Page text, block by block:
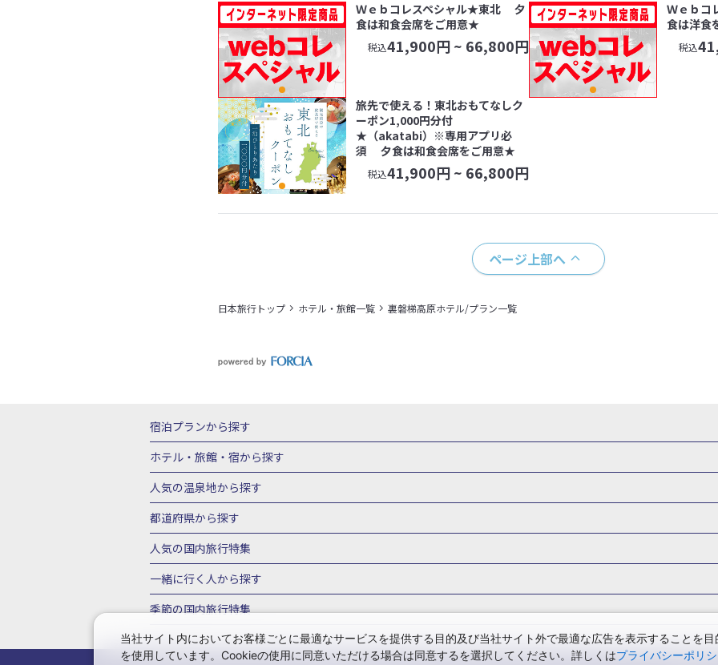
Ｗｅｂコレスペシャル★東北 夕
食は和食会席をご用意★
税込41,900円 ~ 66,800円
Ｗｅｂ
食は洋食
税込
旅先で使える！東北おもてなしク
ーポン1,000円分付
★（akatabi）※専用アプリ必
須 夕食は和食会席をご用意★
税込41,900円 ~ 66,800円
ページ上部へ
日本旅行トップ ホテル・旅館一覧 裏磐梯高原ホテル/プラン一覧
宿泊プランから探す
北海道
東北 青森県
栃木県
群馬県 北陸 富山県 石川県 福井県 甲信越 山梨県 新潟県 長野県 東海 静岡県
三重県
近畿 滋賀県 京都府 大阪府 兵庫県 奈良県 和歌山県 四国 徳島県 高知県 香川県
岡山県
広島県
ホテル・旅館・宿から探す
北海道ホテル・旅館
山形県ホテル・旅館
福島県ホテル・旅館 東京都ホテル・旅館 神奈川県ホテル・旅館
埼玉県ホ
千葉県ホテル・旅館
茨城県ホテル・旅館 栃木県ホテル・旅館 群馬県ホテル・旅館
富山県ホテ
石川県ホテル・旅館
静岡県ホテル・旅館
京都府ホテル・旅館
大阪府ホテル・旅館 兵庫県ホテル・旅館 奈良県ホテル・旅館
和歌山県ホテル・
広島県ホテル・旅館
鳥取県ホテル・旅館 島根県ホテル・旅館 山口県ホテル・旅館
福岡県ホテ
人気の温泉地から探す
北海道
湯の川温泉(北海道)
川湯温泉(北海道)
層雲峡温泉(北海道) 知床温泉(北海道) 東北 花巻温泉(岩手) 蔵王温泉(山形)
かみ
鳴子温泉(宮城)
秋保温泉(宮城) 飯坂温泉(福島) 北陸 和倉温泉(石川) 宇奈月温泉(富山) あわら温泉(
鬼怒川温泉(栃木)
川治温泉(栃木)
伊豆箱根
箱根湯本温泉(神奈川)
白骨温泉(長野)
湯田中渋温泉(長野) 昼神温泉(長野) 東海 浜名湖かんざんじ温泉(静岡) 下呂温泉(岐阜)
都道府県から探す
北海道旅行・ツアー
山形旅行・ツアー
福島旅行・ツアー 関東 東京旅行・ツアー 神奈川旅行・ツアー 埼玉旅行・ツアー
茨城旅行・ツアー
栃木旅行・ツアー 群馬旅行・ツアー 北陸 富山旅行・ツアー 石川旅行・ツアー
甲信越
山梨旅行・ツアー 新潟旅行・ツアー 長野旅行・ツアー 東海 静岡旅行・ツアー
岐阜旅行・
愛知旅行・ツアー
三重旅行・ツアー 関西 滋賀旅行・ツアー 京都旅行・ツアー 大阪旅行・ツアー
奈良旅行・ツアー
和歌山旅行・ツアー 四国 徳島旅行・ツアー 高知旅行・ツアー 香川旅行・ツアー
人気の国内旅行特集
東京ディズニーリゾート®への旅
一緒に行く人から探す
一人旅 国内版
家族・子連れ旅行 国内版
季節の国内旅行特集
桜・お花見特集
ゴールデンウィーク（GW）の国内旅行 夏休み・お盆の国内旅行 7月の国内旅行
8月の
9月の国内旅行
10月の国内旅行 11月の国内旅行 紅葉旅行 クリスマスの国内旅行 年末年始・お正月
当社サイト内においてお客様ごとに最適なサービスを提供する目的及び当社サイト外で最適な広告を表示することを
を使用しています。Cookieの使用に同意いただける場合は同意するを選択してください。詳しくはプライバシーポリ